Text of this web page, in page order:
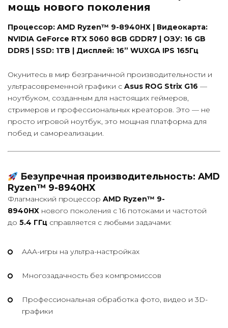
мощь нового поколения
Процессор: AMD Ryzen™ 9-8940HX | Видеокарта:
NVIDIA GeForce RTX 5060 8GB GDDR7 | ОЗУ: 16 GB
DDR5 | SSD: 1TB | Дисплей: 16” WUXGA IPS 165Гц
Окунитесь в мир безграничной производительности и
ультрасовременной графики с Asus ROG Strix G16 —
ноутбуком, созданным для настоящих геймеров,
стримеров и профессиональных креаторов. Это — не
просто игровой ноутбук, это мощная платформа для
побед и самореализации.
Безупречная производительность: AMD
Ryzen™ 9-8940HX
Флагманский процессор AMD Ryzen™ 9-
8940HX нового поколения с 16 потоками и частотой
до 5.4 ГГц справляется с любыми задачами:
AAA-игры на ультра-настройках
Многозадачность без компромиссов
Профессиональная обработка фото, видео и 3D-
графики